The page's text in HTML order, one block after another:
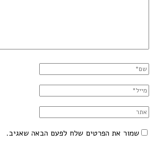
שמור את הפרטים שלח לפעם הבאה שאגיב.